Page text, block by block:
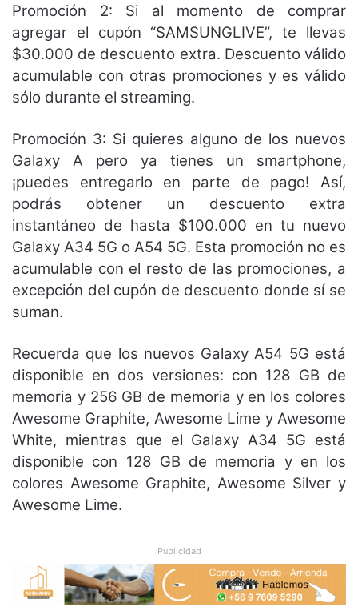
Promoción 2: Si al momento de comprar
agregar el cupón “SAMSUNGLIVE”, te llevas
$30.000 de descuento extra. Descuento válido
acumulable con otras promociones y es válido
sólo durante el streaming.
Promoción 3: Si quieres alguno de los nuevos
Galaxy A pero ya tienes un smartphone,
¡puedes entregarlo en parte de pago! Así,
podrás obtener un descuento extra
instantáneo de hasta $100.000 en tu nuevo
Galaxy A34 5G o A54 5G. Esta promoción no es
acumulable con el resto de las promociones, a
excepción del cupón de descuento donde sí se
suman.
Recuerda que los nuevos Galaxy A54 5G está
disponible en dos versiones: con 128 GB de
memoria y 256 GB de memoria y en los colores
Awesome Graphite, Awesome Lime y Awesome
White, mientras que el Galaxy A34 5G está
disponible con 128 GB de memoria y en los
colores Awesome Graphite, Awesome Silver y
Awesome Lime.
Publicidad